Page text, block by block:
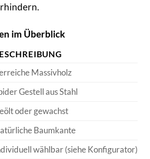
im Überblick
Massivholz
Gestell aus Stahl
oder gewachst
Baumkante
wählbar (siehe Konfigurator)